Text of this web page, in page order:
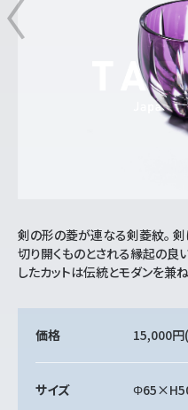
剣の形の菱が連なる剣菱紋。
切り開くものとされる縁起の良
したカットは伝統とモダンを兼
価格 15,000円
サイズ Φ65×H50